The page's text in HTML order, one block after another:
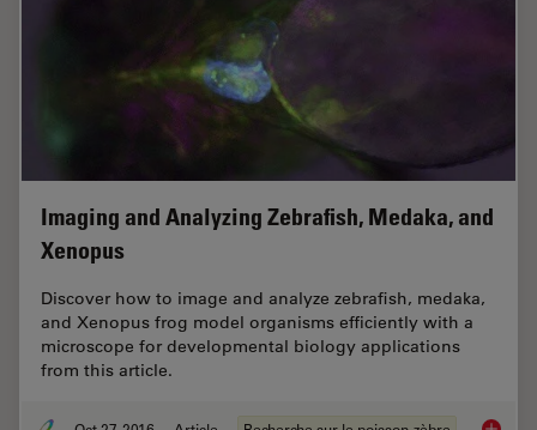
Imaging and Analyzing Zebrafish, Medaka, and
Xenopus
Discover how to image and analyze zebrafish, medaka,
and Xenopus frog model organisms efficiently with a
microscope for developmental biology applications
from this article.